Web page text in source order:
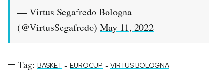
— Virtus Segafredo Bologna
(@VirtusSegafredo) May 11, 2022
Tag: BASKET - EUROCUP - VIRTUS BOLOGNA